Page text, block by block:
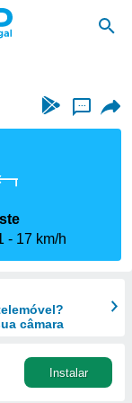
...
17 km/h
câmara
Instalar